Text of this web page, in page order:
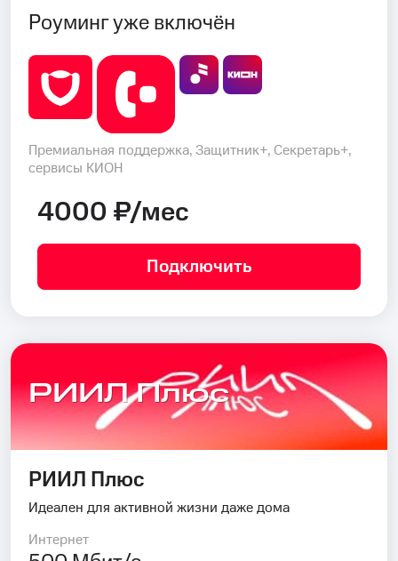
Роуминг уже включён
Премиальная поддержка, Защитник+, Секретарь+,
сервисы КИОН
4000 ₽/мес
Подключить
РИИЛ Плюс
РИИЛ Плюс
Идеален для активной жизни даже дома
Интернет